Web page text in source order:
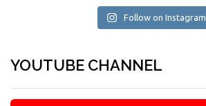
Follow on Instagram
YOUTUBE CHANNEL